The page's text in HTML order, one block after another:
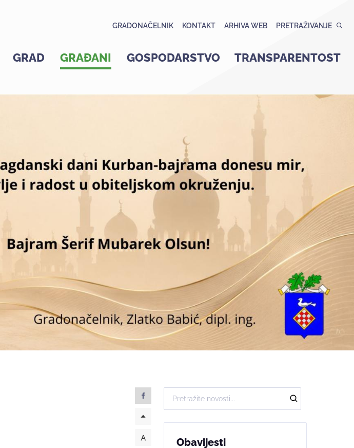
GRADONAČELNIK KONTAKT ARHIVA WEB PRETRAŽIVANJE
GRAD GRAĐANI GOSPODARSTVO TRANSPARENTOST
Obavijesti